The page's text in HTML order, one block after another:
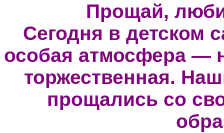
Прощай,
Сегодня в детском
особая атмосфера —
торжественная.
прощались со
об